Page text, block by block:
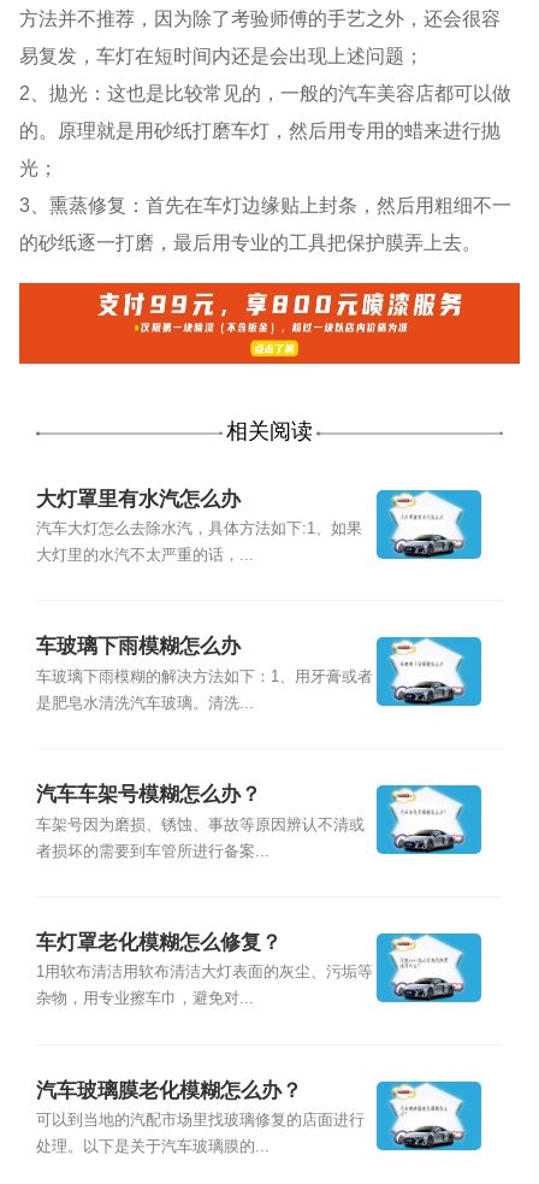
方法并不推荐，因为除了考验师傅的手艺之外，还会很容
易复发，车灯在短时间内还是会出现上述问题；
2、拋光：这也是比较常见的，一般的汽车美容店都可以做
的。原理就是用砂纸打磨车灯，然后用专用的蜡来进行抛
光；
3、熏蒸修复：首先在车灯边缘贴上封条，然后用粗细不一
的砂纸逐一打磨，最后用专业的工具把保护膜弄上去。
相关阅读
大灯罩里有水汽怎么办
汽车大灯怎么去除水汽，具体方法如下:1、如果
大灯里的水汽不太严重的话，...
车玻璃下雨模糊怎么办
车玻璃下雨模糊的解决方法如下：1、用牙膏或者
是肥皂水清洗汽车玻璃。清洗...
汽车车架号模糊怎么办？
车架号因为磨损、锈蚀、事故等原因辨认不清或
者损坏的需要到车管所进行备案...
车灯罩老化模糊怎么修复？
1用软布清洁用软布清洁大灯表面的灰尘、污垢等
杂物，用专业擦车巾，避免对...
汽车玻璃膜老化模糊怎么办？
可以到当地的汽配市场里找玻璃修复的店面进行
处理。以下是关于汽车玻璃膜的...